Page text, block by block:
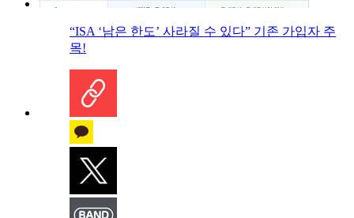
“ISA ‘남은 한도’ 사라질 수 있다” 기존 가입자 주
목!